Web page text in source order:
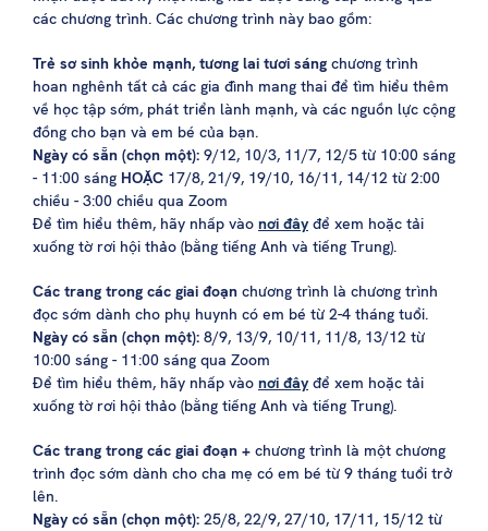
các chương trình. Các chương trình này bao gồm:
Trẻ sơ sinh khỏe mạnh, tương lai tươi sáng chương trình
hoan nghênh tất cả các gia đình mang thai để tìm hiểu thêm
về học tập sớm, phát triển lành mạnh, và các nguồn lực cộng
đồng cho bạn và em bé của bạn.
Ngày có sẵn (chọn một): 9/12, 10/3, 11/7, 12/5 từ 10:00 sáng
- 11:00 sáng HOẶC 17/8, 21/9, 19/10, 16/11, 14/12 từ 2:00
chiều - 3:00 chiều qua Zoom
Để tìm hiểu thêm, hãy nhấp vào nơi đây để xem hoặc tải
xuống tờ rơi hội thảo (bằng tiếng Anh và tiếng Trung).
Các trang trong các giai đoạn chương trình là chương trình
đọc sớm dành cho phụ huynh có em bé từ 2-4 tháng tuổi.
Ngày có sẵn (chọn một): 8/9, 13/9, 10/11, 11/8, 13/12 từ
10:00 sáng - 11:00 sáng qua Zoom
Để tìm hiểu thêm, hãy nhấp vào nơi đây để xem hoặc tải
xuống tờ rơi hội thảo (bằng tiếng Anh và tiếng Trung).
Các trang trong các giai đoạn + chương trình là một chương
trình đọc sớm dành cho cha mẹ có em bé từ 9 tháng tuổi trở
lên.
Ngày có sẵn (chọn một): 25/8, 22/9, 27/10, 17/11, 15/12 từ